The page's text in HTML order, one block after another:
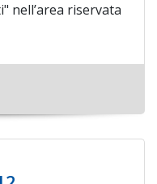
nell’area riservata